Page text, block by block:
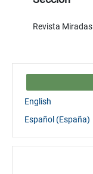
Revista Miradas
English
Español (España)